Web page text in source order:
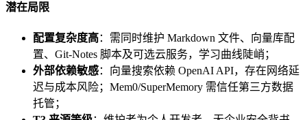
潜在局限
配置复杂度高：需同时维护 Markdown 文件、向量库配
置、Git-Notes 脚本及可选云服务，学习曲线陡峭；
外部依赖敏感：向量搜索依赖 OpenAI API，存在网络延
迟与成本风险；Mem0/SuperMemory 需信任第三方数据
托管；